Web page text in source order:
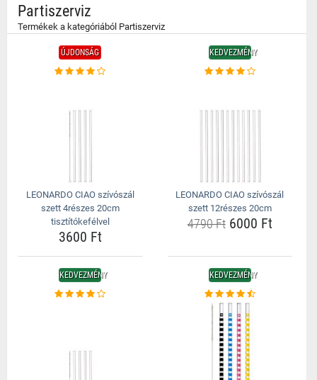
Partiszerviz
Termékek a kategóriából Partiszerviz
ÚJDONSÁG
LEONARDO CIAO szívószál
szett 4részes 20cm
tisztítókefélvel
3600 Ft
KEDVEZMÉNY
LEONARDO CIAO szívószál
szett 12részes 20cm
4790 Ft6000 Ft
KEDVEZMÉNY KEDVEZMÉNY